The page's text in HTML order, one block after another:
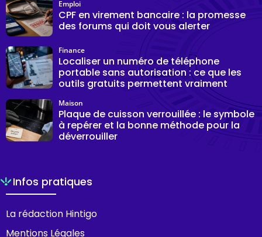
CPF en virement bancaire : la promesse
des forums qui doit vous alerter
Emploi
Localiser un numéro de téléphone
portable sans autorisation : ce que les
outils gratuits permettent vraiment
Finance
Plaque de cuisson verrouillée : le symbole
à repérer et la bonne méthode pour la
déverrouiller
Maison
Infos pratiques
La rédaction Hintigo
Mentions Légales